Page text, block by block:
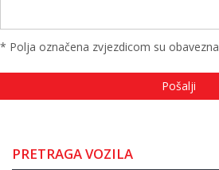
* Polja označena zvjezdicom su obavezna
PRETRAGA VOZILA